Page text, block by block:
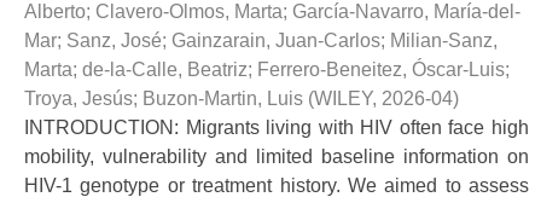
Alberto; Clavero-Olmos, Marta; García-Navarro, María-del-
Mar; Sanz, José; Gainzarain, Juan-Carlos; Milian-Sanz,
Marta; de-la-Calle, Beatriz; Ferrero-Beneitez, Óscar-Luis;
Troya, Jesús; Buzon-Martin, Luis (WILEY, 2026-04)
INTRODUCTION: Migrants living with HIV often face high
mobility, vulnerability and limited baseline information on
HIV-1 genotype or treatment history. We aimed to assess